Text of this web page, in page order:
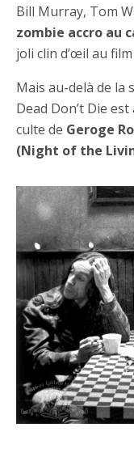
Bill Murray, Tom
zombie accro au
joli clin d’œil au
Mais au-delà de la
Dead Don’t Die
culte de Geroge
(Night of the